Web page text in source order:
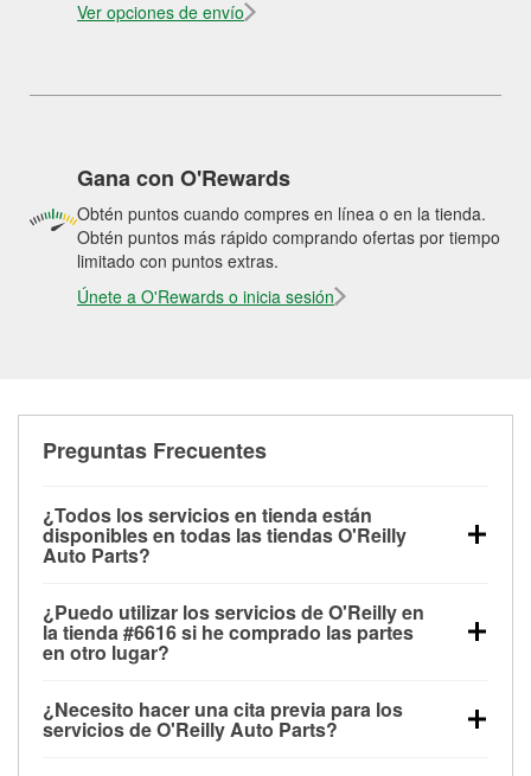
Ver opciones de envío
Gana con O'Rewards
Obtén puntos cuando compres en línea o en la tienda.
Obtén puntos más rápido comprando ofertas por tiempo
limitado con puntos extras.
Únete a O'Rewards o inicia sesión
Preguntas Frecuentes
¿Todos los servicios en tienda están
disponibles en todas las tiendas O'Reilly
Auto Parts?
las pruebas de batería, pruebas de alternador y
motor de arranque, revisión de la luz “Check Engine”
con O'Reilly VeriScan® e instalación de
limpiaparabrisas o bombillas, están disponibles en
todas las tiendas O'Reilly Auto Parts. La tienda
¿Puedo utilizar los servicios de O'Reilly en
la tienda #6616 si he comprado las partes
en otro lugar?
de O'Reilly Auto Parts que estén disponibles en la
tienda #6616 de Penn Hills, PA aunque hayas
¿Necesito hacer una cita previa para los
servicios de O'Reilly Auto Parts?